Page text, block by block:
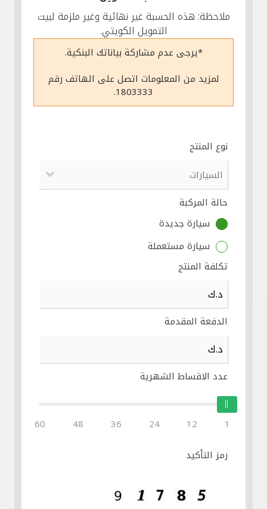
اتصل بنا
مواقع الفروع وأجهزة الصرف الآلي
ألمانيا
تركيا
ماليزيا
مصر
المملكة المتحدة
مملكة البحرين
ملاحظة: هذه الحسبة غير نهائية وغير ملزمة لبيت
التمويل الكويتي.
*يرجى عدم مشاركة بياناتك البنكية.
لمزيد من المعلومات اتصل على الهاتف رقم
1803333.
نوع المنتج
حالة المركبة
سيارة جديدة
سيارة مستعملة
تكلفة المنتج
الدفعة المقدمة
عدد الاقساط الشهرية
1
12
24
36
48
60
رمز التأكيد